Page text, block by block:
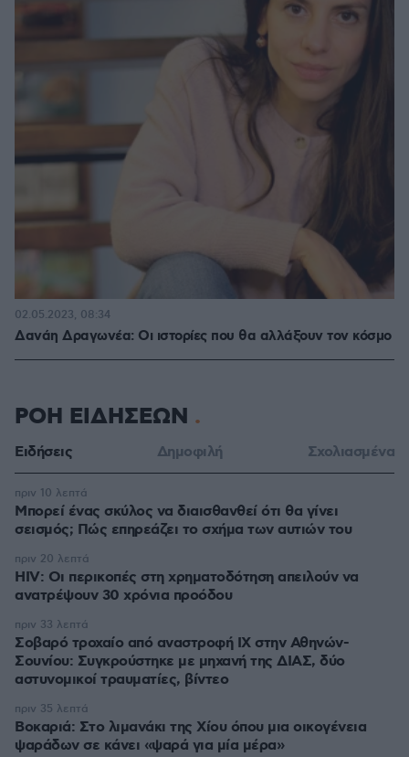
Δανάη Δραγωνέα: Oι ιστορίες που θα αλλάξουν τον κόσμο
02.05.2023, 08:34
ΡΟΗ ΕΙΔΗΣΕΩΝ
Ειδήσεις Δημοφιλή Σχολιασμένα
Μπορεί ένας σκύλος να διαισθανθεί ότι θα γίνει
σεισμός; Πώς επηρεάζει το σχήμα των αυτιών του
πριν 10 λεπτά
HIV: Οι περικοπές στη χρηματοδότηση απειλούν να
ανατρέψουν 30 χρόνια προόδου
πριν 20 λεπτά
Σοβαρό τροχαίο από αναστροφή ΙΧ στην Αθηνών-
Σουνίου: Συγκρούστηκε με μηχανή της ΔΙΑΣ, δύο
αστυνομικοί τραυματίες, βίντεο
πριν 33 λεπτά
Βοκαριά: Στο λιμανάκι της Χίου όπου μια οικογένεια
ψαράδων σε κάνει «ψαρά για μία μέρα»
πριν 35 λεπτά